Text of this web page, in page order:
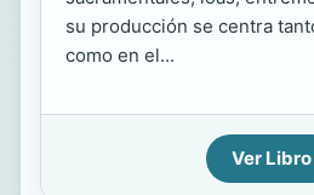
su producción se centra
como en el...
Ver Libro